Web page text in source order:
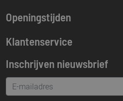
Openingstijden
Maandag
Woensdag
Donderdag
Klantenservice
Inschrijven nieuwsbrief